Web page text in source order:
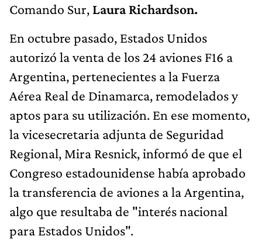
Comando Sur, Laura Richardson.
En octubre pasado, Estados Unidos
autorizó la venta de los 24 aviones F16 a
Argentina, pertenecientes a la Fuerza
Aérea Real de Dinamarca, remodelados y
aptos para su utilización. En ese momento,
la vicesecretaria adjunta de Seguridad
Regional, Mira Resnick, informó de que el
Congreso estadounidense había aprobado
la transferencia de aviones a la Argentina,
algo que resultaba de "interés nacional
para Estados Unidos".